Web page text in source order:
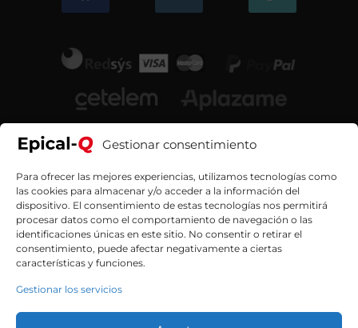
Gestionar consentimiento
Para ofrecer las mejores experiencias, utilizamos tecnologías como
las cookies para almacenar y/o acceder a la información del
dispositivo. El consentimiento de estas tecnologías nos permitirá
procesar datos como el comportamiento de navegación o las
identificaciones únicas en este sitio. No consentir o retirar el
consentimiento, puede afectar negativamente a ciertas
características y funciones.
Gestionar los servicios
Contacta con nosotros